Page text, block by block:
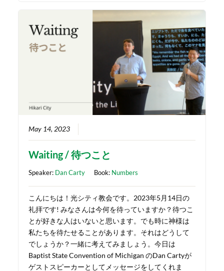
May 14, 2023
Waiting / 待つこと
Speaker: Dan Carty Book: Numbers
こんにちは！光シティ教会です。2023年5月14日の
礼拝です! みなさんは今何を待っていますか？待つこ
とが好きな人はいないと思います。でも時に神様は
私たちを待たせることがあります。それはどうして
でしょうか？一緒に考えてみましょう。今日は
Baptist State Convention of Michigan のDan Cartyが
ゲストスピーカーとしてメッセージをしてくれま